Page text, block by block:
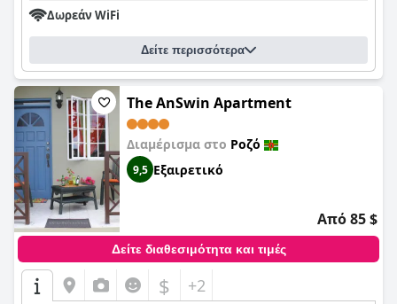
Δωρεάν WiFi
Δείτε περισσότερα
The AnSwin Apartment
Διαμέρισμα στο Ροζό
9,5 Εξαιρετικό
Από 85 $
Δείτε διαθεσιμότητα και τιμές
$ +2